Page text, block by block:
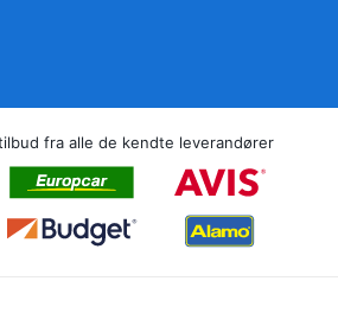
fra alle de kendte leverandører